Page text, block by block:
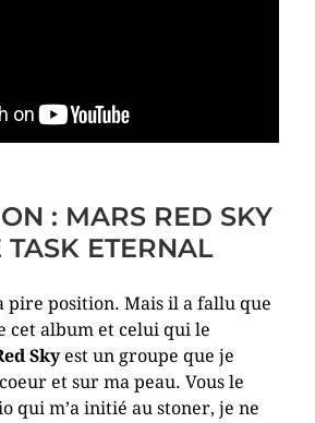
: MARS RED SKY
TASK ETERNAL
pire position. Mais il a fallu que
cet album et celui qui le
Skyest un groupe que je
et sur ma peau. Vous le
qui m’a initié au stoner, je ne